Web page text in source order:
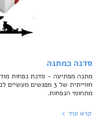
סדנה כמתנה
מתנה מפתיעה - סדנת נפחות
חווייתית של 3 מפגשים
מתחומי הנפחות.
קרא עוד